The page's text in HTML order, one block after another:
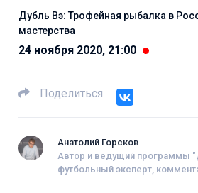
Дубль Вэ: Трофейная рыбалка в
мастерства
24 ноября 2020, 21:00
Поделиться
Анатолий Горсков
Автор и ведущий программы
футбольный эксперт,